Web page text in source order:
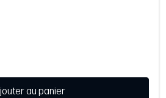
au panier